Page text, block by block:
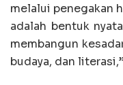
melalui penegakan
adalah bentuk
membangun
budaya, dan